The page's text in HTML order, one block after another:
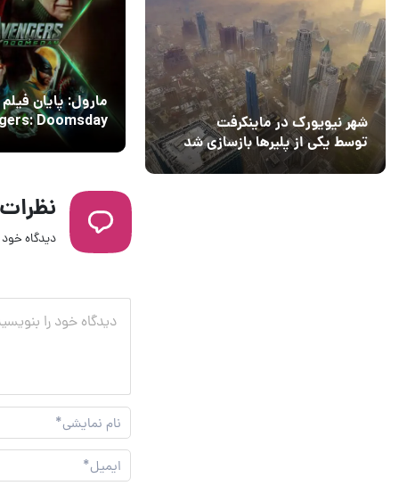
شهر نیویورک در ماینکرفت
توسط یکی از پلیرها بازسازی شد
مارول: پایان فیلم
Doomsday
همه را شوکه
نظرات
دیدگاه خود